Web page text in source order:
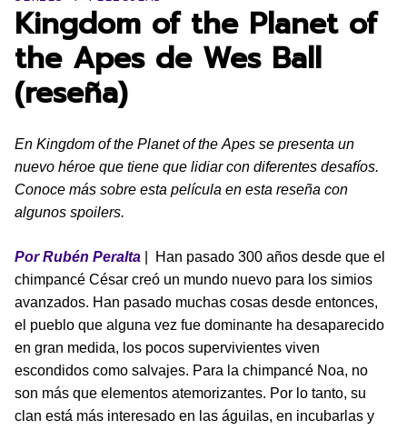
Kingdom of the Planet of
the Apes de Wes Ball
(reseña)
En Kingdom of the Planet of the Apes se presenta un
nuevo héroe que tiene que lidiar con diferentes desafíos.
Conoce más sobre esta película en esta reseña con
algunos spoilers.
Por Rubén Peralta | Han pasado 300 años desde que el
chimpancé César creó un mundo nuevo para los simios
avanzados. Han pasado muchas cosas desde entonces,
el pueblo que alguna vez fue dominante ha desaparecido
en gran medida, los pocos supervivientes viven
escondidos como salvajes. Para la chimpancé Noa, no
son más que elementos atemorizantes. Por lo tanto, su
clan está más interesado en las águilas, en incubarlas y